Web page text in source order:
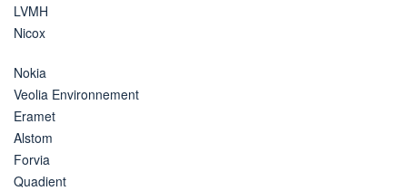
LVMH
Nicox
Nokia
Veolia Environnement
Eramet
Alstom
Forvia
Quadient